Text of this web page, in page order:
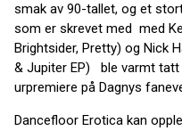
smak av 90-tallet, og et
som er skrevet med med
Brightsider, Pretty) og Nick
& Jupiter EP) ble varmt tatt
urpremiere på Dagnys
Dancefloor Erotica kan